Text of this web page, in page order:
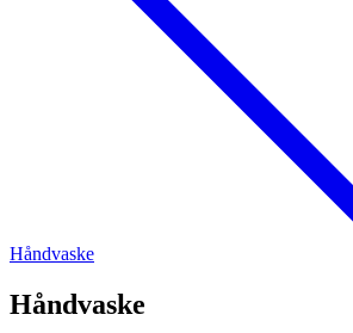
Håndvaske
Håndvaske